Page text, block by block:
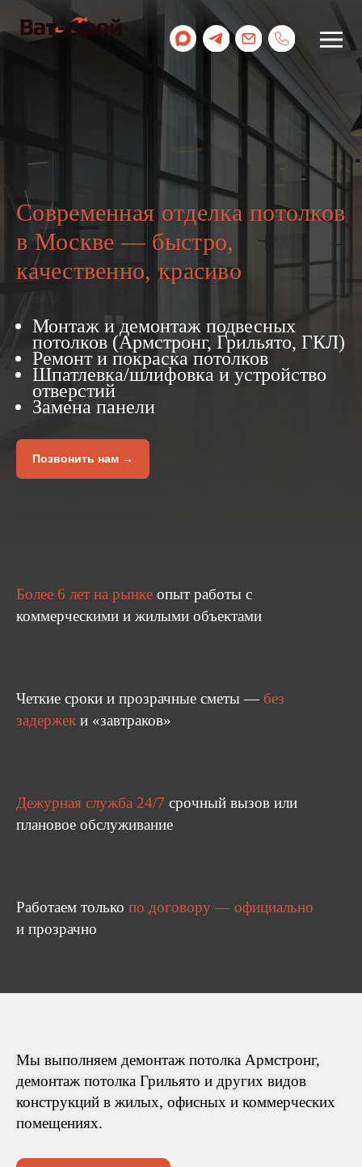
Современная отделка потолков
в Москве — быстро,
качественно, красиво
Монтаж и демонтаж подвесных
потолков (Армстронг, Грильято, ГКЛ)
Ремонт и покраска потолков
Шпатлевка/шлифовка и устройство
отверстий
Замена панели
Позвонить нам →
Более 6 лет на рынке опыт работы с
коммерческими и жилыми объектами
Четкие сроки и прозрачные сметы — без
задержек и «завтраков»
Дежурная служба 24/7 срочный вызов или
плановое обслуживание
Работаем только по договору — официально
и прозрачно
Мы выполняем демонтаж потолка Армстронг,
демонтаж потолка Грильято и других видов
конструкций в жилых, офисных и коммерческих
помещениях.